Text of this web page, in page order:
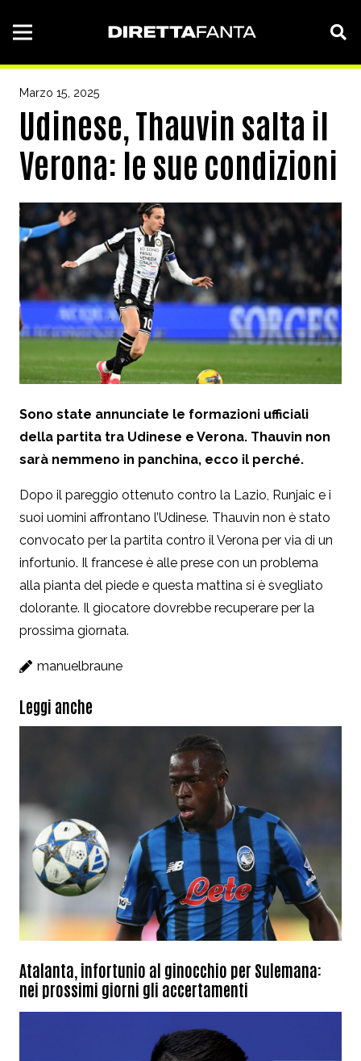
Marzo 15, 2025
Udinese, Thauvin salta il
Verona: le sue condizioni
Sono state annunciate le formazioni ufficiali
della partita tra Udinese e Verona. Thauvin non
sarà nemmeno in panchina, ecco il perché.
Dopo il pareggio ottenuto contro la Lazio, Runjaic e i
suoi uomini affrontano l’Udinese. Thauvin non è stato
convocato per la partita contro il Verona per via di un
infortunio. Il francese è alle prese con un problema
alla pianta del piede e questa mattina si è svegliato
dolorante. Il giocatore dovrebbe recuperare per la
prossima giornata.
manuelbraune
Leggi anche
Atalanta, infortunio al ginocchio per Sulemana:
nei prossimi giorni gli accertamenti